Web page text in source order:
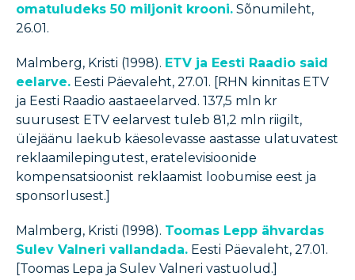
omatuludeks 50 miljonit krooni. Sõnumileht,
26.01.
Malmberg, Kristi (1998). ETV ja Eesti Raadio said
eelarve. Eesti Päevaleht, 27.01. [RHN kinnitas ETV
ja Eesti Raadio aastaeelarved. 137,5 mln kr
suurusest ETV eelarvest tuleb 81,2 mln riigilt,
ülejäänu laekub käesolevasse aastasse ulatuvatest
reklaamilepingutest, eratelevisioonide
kompensatsioonist reklaamist loobumise eest ja
sponsorlusest.]
Malmberg, Kristi (1998). Toomas Lepp ähvardas
Sulev Valneri vallandada. Eesti Päevaleht, 27.01.
[Toomas Lepa ja Sulev Valneri vastuolud.]